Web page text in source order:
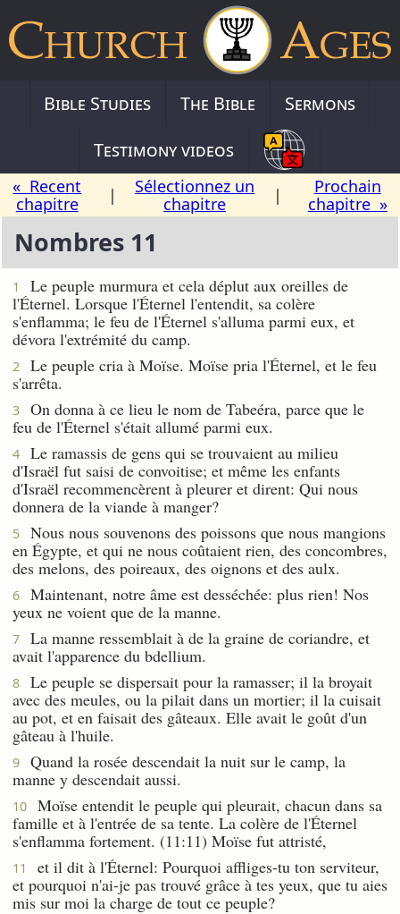
Bible Studies The Bible
Sermons
Testimony videos
« Recent
chapitre
|
Sélectionnez un
chapitre
|
Prochain
chapitre »
Nombres 11
1
Le peuple murmura et cela déplut aux oreilles de
l'Éternel. Lorsque l'Éternel l'entendit, sa colère
s'enflamma; le feu de l'Éternel s'alluma parmi eux, et
dévora l'extrémité du camp.
2
Le peuple cria à Moïse. Moïse pria l'Éternel, et le feu
s'arrêta.
3
On donna à ce lieu le nom de Tabeéra, parce que le
feu de l'Éternel s'était allumé parmi eux.
4
Le ramassis de gens qui se trouvaient au milieu
d'Israël fut saisi de convoitise; et même les enfants
d'Israël recommencèrent à pleurer et dirent: Qui nous
donnera de la viande à manger?
5
Nous nous souvenons des poissons que nous mangions
en Égypte, et qui ne nous coûtaient rien, des concombres,
des melons, des poireaux, des oignons et des aulx.
6
Maintenant, notre âme est desséchée: plus rien! Nos
yeux ne voient que de la manne.
7
La manne ressemblait à de la graine de coriandre, et
avait l'apparence du bdellium.
8
Le peuple se dispersait pour la ramasser; il la broyait
avec des meules, ou la pilait dans un mortier; il la cuisait
au pot, et en faisait des gâteaux. Elle avait le goût d'un
gâteau à l'huile.
9
Quand la rosée descendait la nuit sur le camp, la
manne y descendait aussi.
10
Moïse entendit le peuple qui pleurait, chacun dans sa
famille et à l'entrée de sa tente. La colère de l'Éternel
s'enflamma fortement. (11:11) Moïse fut attristé,
11
et il dit à l'Éternel: Pourquoi affliges-tu ton serviteur,
et pourquoi n'ai-je pas trouvé grâce à tes yeux, que tu aies
mis sur moi la charge de tout ce peuple?